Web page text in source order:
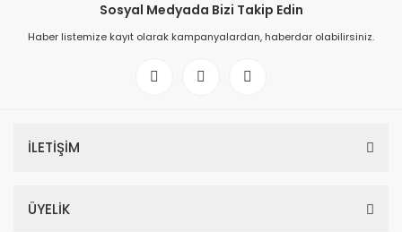
Sosyal Medyada Bizi Takip Edin
Haber listemize kayıt olarak kampanyalardan, haberdar olabilirsiniz.
İLETİŞİM
ÜYELİK